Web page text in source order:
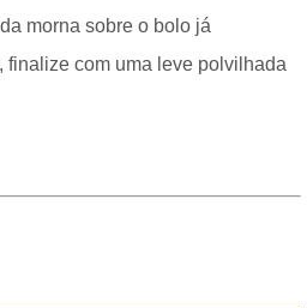
morna sobre o bolo já
finalize com uma leve polvilhada